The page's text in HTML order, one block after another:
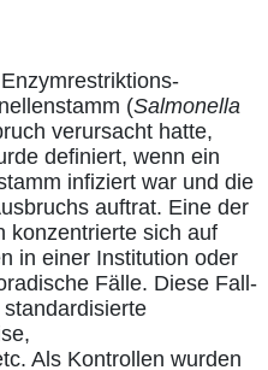
(Salmonella
verursacht hatte,
definiert, wenn ein
infiziert war und die
auftrat. Eine der
konzentrierte sich auf
in einer Institution oder
Fälle. Diese Fall-
Als Kontrollen wurden